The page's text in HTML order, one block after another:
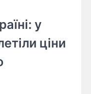
у
ціни